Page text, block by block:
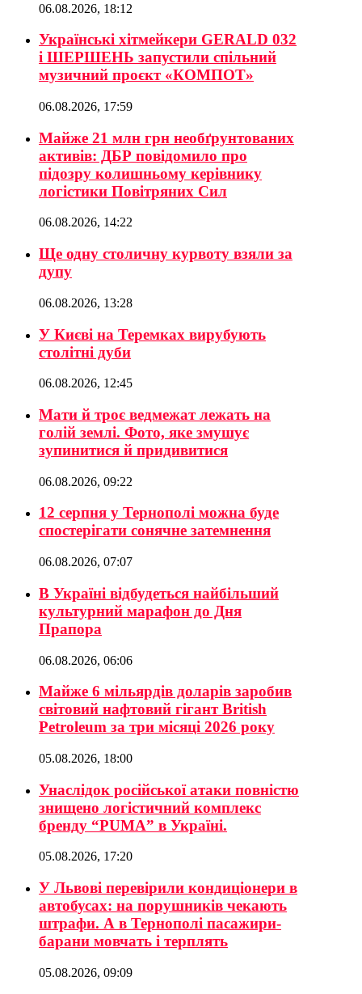
06.08.2026, 18:12
Українські хітмейкери GERALD 032
і ШЕРШЕНЬ запустили спільний
музичний проєкт «КОМПОТ»
06.08.2026, 17:59
Майже 21 млн грн необґрунтованих
активів: ДБР повідомило про
підозру колишньому керівнику
логістики Повітряних Сил
06.08.2026, 14:22
Ще одну столичну курвоту взяли за
дупу
06.08.2026, 13:28
У Києві на Теремках вирубують
столітні дуби
06.08.2026, 12:45
Мати й троє ведмежат лежать на
голій землі. Фото, яке змушує
зупинитися й придивитися
06.08.2026, 09:22
12 серпня у Тернополі можна буде
спостерігати сонячне затемнення
06.08.2026, 07:07
В Україні відбудеться найбільший
культурний марафон до Дня
Прапора
06.08.2026, 06:06
Майже 6 мільярдів доларів заробив
світовий нафтовий гігант British
Petroleum за три місяці 2026 року
05.08.2026, 18:00
Унаслідок російської атаки повністю
знищено логістичний комплекс
бренду “PUMA” в Україні.
05.08.2026, 17:20
У Львові перевірили кондиціонери в
автобусах: на порушників чекають
штрафи. А в Тернополі пасажири-
барани мовчать і терплять
05.08.2026, 09:09